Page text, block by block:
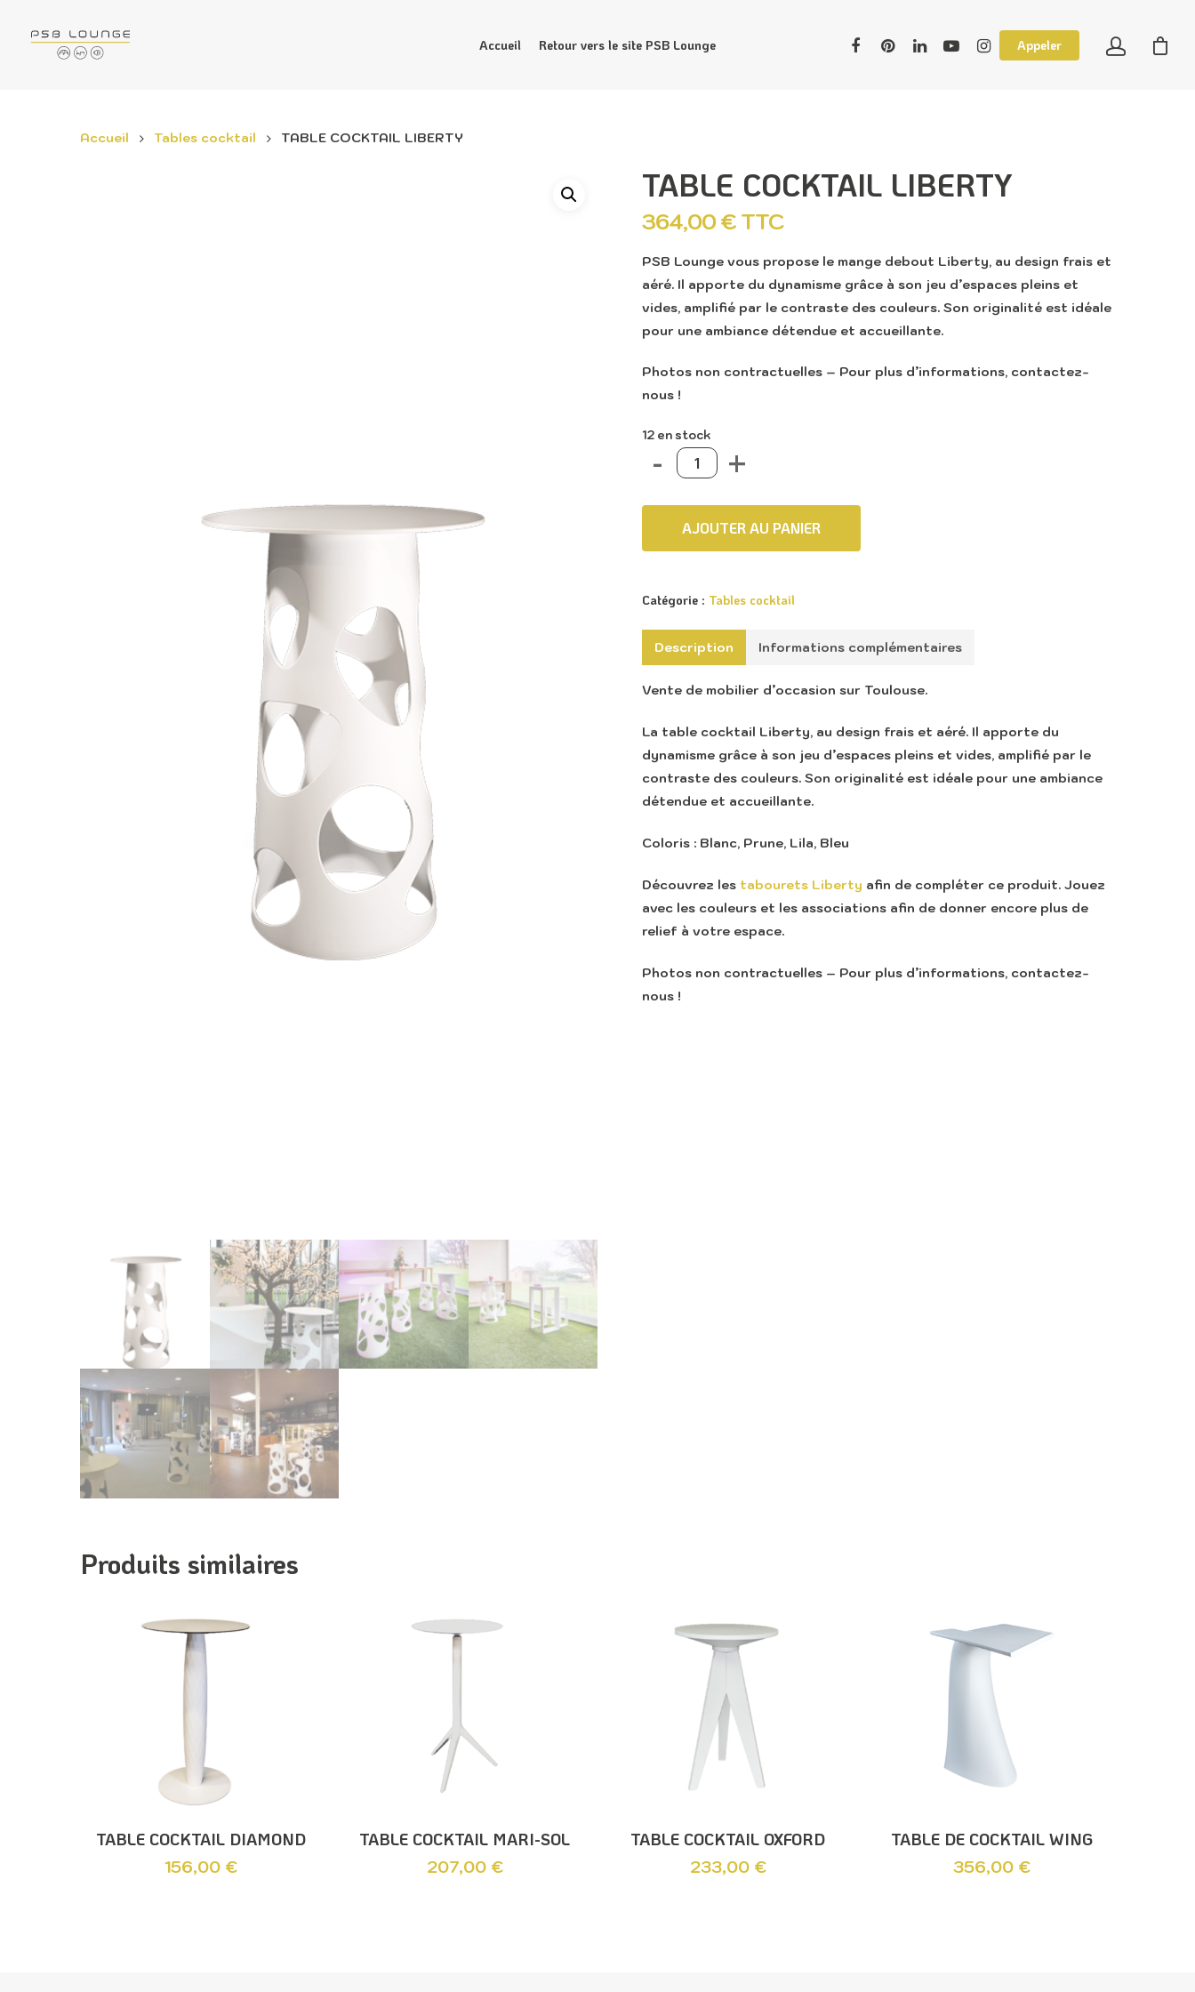
Accueil Retour vers le site PSB Lounge Appeler
Accueil Tables cocktail TABLE COCKTAIL LIBERTY
TABLE COCKTAIL LIBERTY
364,00€TTC
PSB Lounge vous propose le mange debout Liberty, au design frais et
aéré. Il apporte du dynamisme grâce à son jeu d’espaces pleins et
vides, amplifié par le contraste des couleurs. Son originalité est idéale
pour une ambiance détendue et accueillante.
Photos non contractuelles – Pour plus d’informations, contactez-
nous !
12 en stock
AJOUTER AU PANIER
Catégorie : Tables cocktail
Description Informations complémentaires
Vente de mobilier d’occasion sur Toulouse.
La table cocktail Liberty, au design frais et aéré. Il apporte du
dynamisme grâce à son jeu d’espaces pleins et vides, amplifié par le
contraste des couleurs. Son originalité est idéale pour une ambiance
détendue et accueillante.
Coloris : Blanc, Prune, Lila, Bleu
Découvrez les tabourets Liberty afin de compléter ce produit. Jouez
avec les couleurs et les associations afin de donner encore plus de
relief à votre espace.
Photos non contractuelles – Pour plus d’informations, contactez-
nous !
Produits similaires
TABLE COCKTAIL DIAMOND
156,00 €
TABLE COCKTAIL MARI-SOL
207,00 €
TABLE COCKTAIL OXFORD
233,00 €
TABLE DE COCKTAIL WING
356,00 €